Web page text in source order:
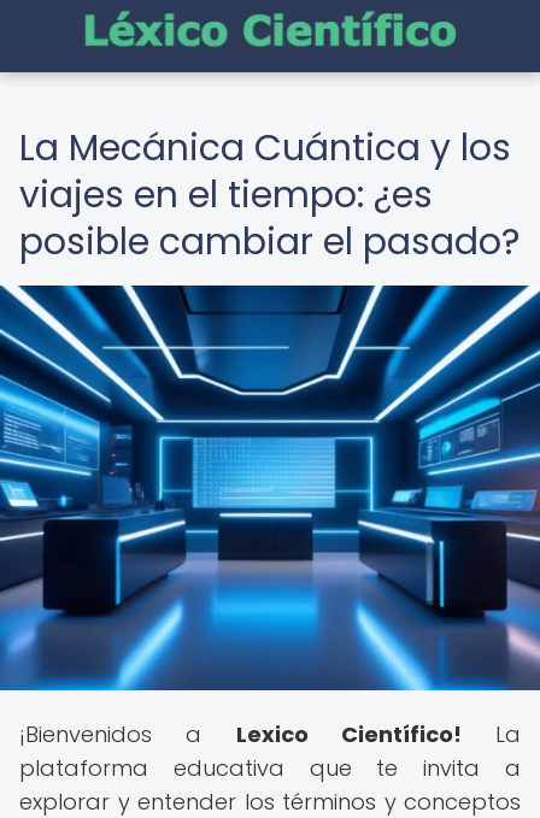
La Mecánica Cuántica y los
viajes en el tiempo: ¿es
posible cambiar el pasado?
¡Bienvenidos a Lexico Científico! La
plataforma educativa que te invita a
explorar y entender los términos y conceptos